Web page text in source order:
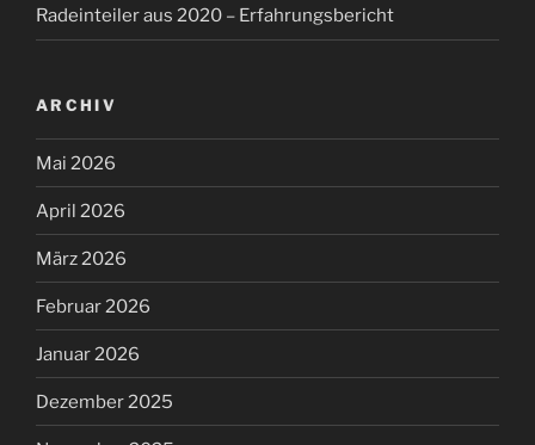
Radeinteiler aus 2020 – Erfahrungsbericht
ARCHIV
Mai 2026
April 2026
März 2026
Februar 2026
Januar 2026
Dezember 2025